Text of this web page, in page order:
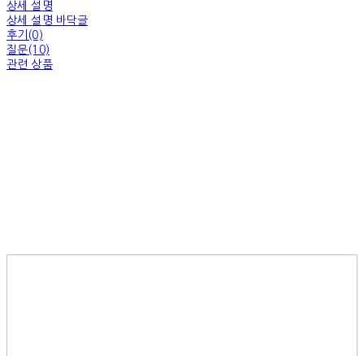
상세 설명
상세 설명 바닥글
후기(0)
질문(10)
관련 상품